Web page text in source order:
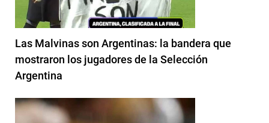
Las Malvinas son Argentinas: la bandera que
mostraron los jugadores de la Selección
Argentina